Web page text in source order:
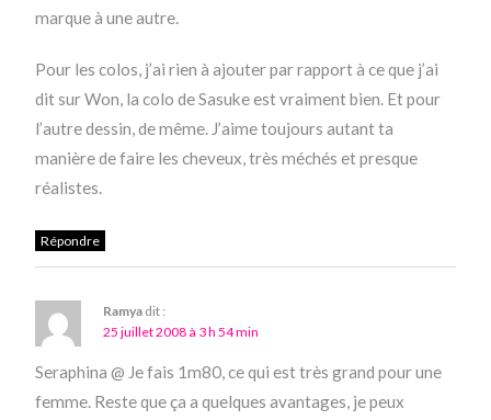
marque à une autre.
Pour les colos, j’ai rien à ajouter par rapport à ce que j’ai
dit sur Won, la colo de Sasuke est vraiment bien. Et pour
l’autre dessin, de même. J’aime toujours autant ta
manière de faire les cheveux, très méchés et presque
réalistes.
Répondre
Ramya dit :
25 juillet 2008 à 3 h 54 min
Seraphina @ Je fais 1m80, ce qui est très grand pour une
femme. Reste que ça a quelques avantages, je peux